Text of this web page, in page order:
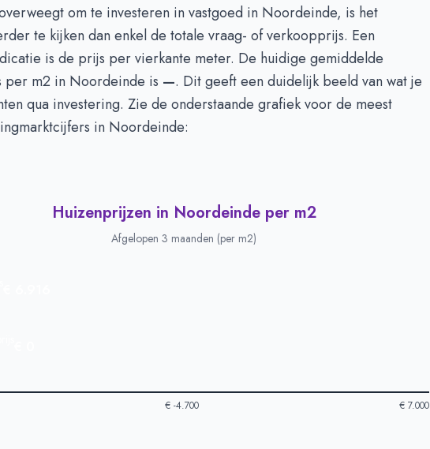
Noordeinde- Afgelopen 3 maanden
Bedrag
€ 1.546.666
euro's
€ 0
om te investeren in vastgoed in Noordeinde, is het
te kijken dan enkel de totale vraag- of verkoopprijs. Een
is de prijs per vierkante meter. De huidige gemiddelde
per m2 in Noordeinde is —. Dit geeft een duidelijk beeld van wat je
qua investering. Zie de onderstaande grafiek voor de meest
in Noordeinde:
Huizenprijzen in Noordeinde per m2
Afgelopen 3 maanden (per m2)
€ -4.700 € 7.000